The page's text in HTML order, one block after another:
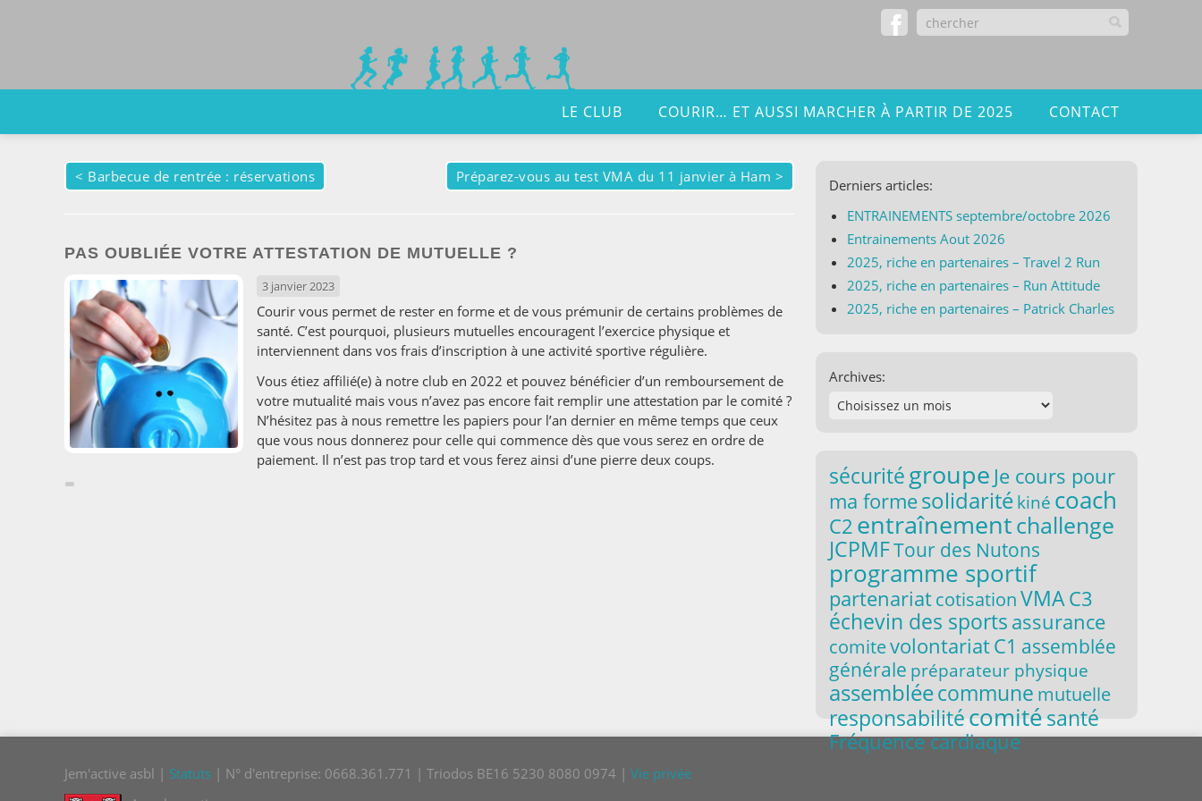
LE CLUB COURIR… ET AUSSI MARCHER À PARTIR DE 2025 CONTACT
< Barbecue de rentrée : réservations Préparez-vous au test VMA du 11 janvier à Ham >
PAS OUBLIÉE VOTRE ATTESTATION DE MUTUELLE ?
3 janvier 2023
Courir vous permet de rester en forme et de vous prémunir de certains problèmes de
santé. C’est pourquoi, plusieurs mutuelles encouragent l’exercice physique et
interviennent dans vos frais d’inscription à une activité sportive régulière.
Vous étiez affilié(e) à notre club en 2022 et pouvez bénéficier d’un remboursement de
votre mutualité mais vous n’avez pas encore fait remplir une attestation par le comité ?
N’hésitez pas à nous remettre les papiers pour l’an dernier en même temps que ceux
que vous nous donnerez pour celle qui commence dès que vous serez en ordre de
paiement. Il n’est pas trop tard et vous ferez ainsi d’une pierre deux coups.
Derniers articles:
ENTRAINEMENTS septembre/octobre 2026
Entrainements Aout 2026
2025, riche en partenaires – Travel 2 Run
2025, riche en partenaires – Run Attitude
2025, riche en partenaires – Patrick Charles
Archives:
sécuritégroupe Je cours pour
ma formesolidarité kiné coach
C2 entraînementchallenge
JCPMFTour des Nutons
programme sportif
partenariatcotisationVMAC3
échevin des sports assurance
comitevolontariatC1 assemblée
générale préparateur physique
assembléecommune mutuelle
responsabilitécomitésanté
Fréquence cardiaque
Jem'active asbl | Statuts | N° d'entreprise: 0668.361.771 | Triodos BE16 5230 8080 0974 | Vie privée